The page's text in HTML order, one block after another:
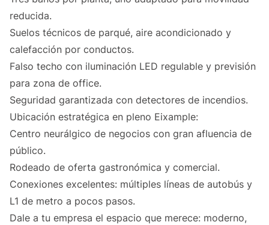
reducida.
Suelos técnicos de parqué, aire acondicionado y
calefacción por conductos.
Falso techo con iluminación LED regulable y previsión
para zona de office.
Seguridad garantizada con detectores de incendios.
Ubicación estratégica en pleno Eixample:
Centro neurálgico de negocios con gran afluencia de
público.
Rodeado de oferta gastronómica y comercial.
Conexiones excelentes: múltiples líneas de autobús y
L1 de metro a pocos pasos.
Dale a tu empresa el espacio que merece: moderno,